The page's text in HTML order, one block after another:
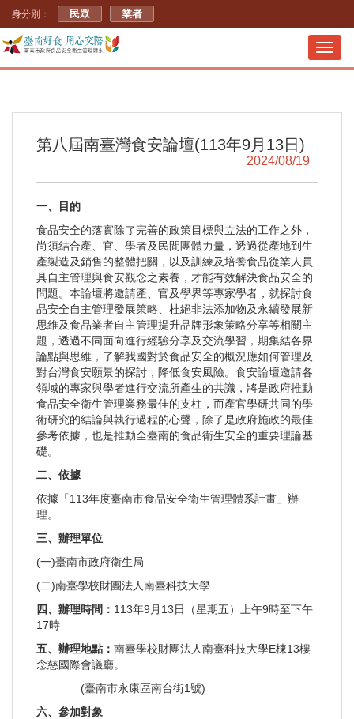
身分別： 民眾 業者
第八屆南臺灣食安論壇(113年9月13日)
2024/08/19
一、目的
食品安全的落實除了完善的政策目標與立法的工作之外，
尚須結合產、官、學者及民間團體力量，透過從產地到生
產製造及銷售的整體把關，以及訓練及培養食品從業人員
具自主管理與食安觀念之素養，才能有效解決食品安全的
問題。本論壇將邀請產、官及學界等專家學者，就探討食
品安全自主管理發展策略、杜絕非法添加物及永續發展新
思維及食品業者自主管理提升品牌形象策略分享等相關主
題，透過不同面向進行經驗分享及交流學習，期集結各界
論點與思維，了解我國對於食品安全的概況應如何管理及
對台灣食安願景的探討，降低食安風險。食安論壇邀請各
領域的專家與學者進行交流所產生的共識，將是政府推動
食品安全衛生管理業務最佳的支柱，而產官學研共同的學
術研究的結論與執行過程的心聲，除了是政府施政的最佳
參考依據，也是推動全臺南的食品衛生安全的重要理論基
礎。
二、依據
依據「113年度臺南市食品安全衛生管理體系計畫」辦
理。
三、辦理單位
(一)臺南市政府衛生局
(二)南臺學校財團法人南臺科技大學
四、辦理時間： 113年9月13日（星期五）上午9時至下午
17時
五、辦理地點： 南臺學校財團法人南臺科技大學E棟13樓
念慈國際會議廳。
(臺南市永康區南台街1號)
六、參加對象